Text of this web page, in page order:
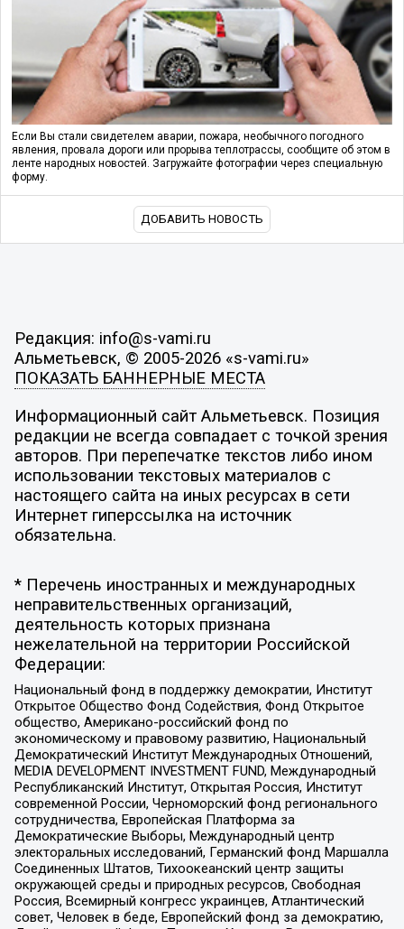
Если Вы стали свидетелем аварии, пожара, необычного погодного
явления, провала дороги или прорыва теплотрассы, сообщите об этом в
ленте народных новостей. Загружайте фотографии через специальную
форму.
ДОБАВИТЬ НОВОСТЬ
Редакция: info@s-vami.ru
Альметьевск, © 2005-2026 «s-vami.ru»
ПОКАЗАТЬ БАННЕРНЫЕ МЕСТА
Информационный сайт Альметьевск. Позиция
редакции не всегда совпадает с точкой зрения
авторов. При перепечатке текстов либо ином
использовании текстовых материалов с
настоящего сайта на иных ресурсах в сети
Интернет гиперссылка на источник
обязательна.
* Перечень иностранных и международных
неправительственных организаций,
деятельность которых признана
нежелательной на территории Российской
Федерации:
Национальный фонд в поддержку демократии, Институт
Открытое Общество Фонд Содействия, Фонд Открытое
общество, Американо-российский фонд по
экономическому и правовому развитию, Национальный
Демократический Институт Международных Отношений,
MEDIA DEVELOPMENT INVESTMENT FUND, Международный
Республиканский Институт, Открытая Россия, Институт
современной России, Черноморский фонд регионального
сотрудничества, Европейская Платформа за
Демократические Выборы, Международный центр
электоральных исследований, Германский фонд Маршалла
Соединенных Штатов, Тихоокеанский центр защиты
окружающей среды и природных ресурсов, Свободная
Россия, Всемирный конгресс украинцев, Атлантический
совет, Человек в беде, Европейский фонд за демократию,